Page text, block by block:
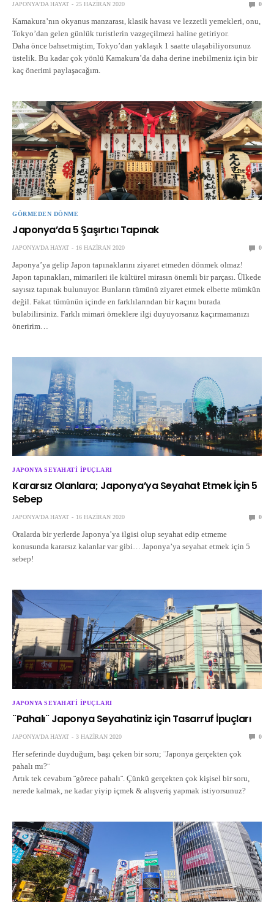
JAPONYA'DA HAYAT 25 HAZIRAN 2020 0
Kamakura’nın okyanus manzarası, klasik havası ve lezzetli yemekleri, onu,
Tokyo’dan gelen günlük turistlerin vazgeçilmezi haline getiriyor.
Daha önce bahsetmiştim, Tokyo’dan yaklaşık 1 saatte ulaşabiliyorsunuz
üstelik. Bu kadar çok yönlü Kamakura’da daha derine inebilmeniz için bir
kaç önerimi paylaşacağım.
GÖRMEDEN DÖNME
Japonya’da 5 Şaşırtıcı Tapınak
JAPONYA'DA HAYAT 16 HAZIRAN 2020 0
Japonya’ya gelip Japon tapınaklarını ziyaret etmeden dönmek olmaz!
Japon tapınakları, mimarileri ile kültürel mirasın önemli bir parçası. Ülkede
sayısız tapınak bulunuyor. Bunların tümünü ziyaret etmek elbette mümkün
değil. Fakat tümünün içinde en farklılarından bir kaçını burada
bulabilirsiniz. Farklı mimari örneklere ilgi duyuyorsanız kaçırmamanızı
öneririm…
JAPONYA SEYAHATI İPUÇLARI
Kararsız Olanlara; Japonya’ya Seyahat Etmek İçin 5
Sebep
JAPONYA'DA HAYAT 16 HAZIRAN 2020 0
Oralarda bir yerlerde Japonya’ya ilgisi olup seyahat edip etmeme
konusunda kararsız kalanlar var gibi… Japonya’ya seyahat etmek için 5
sebep!
JAPONYA SEYAHATI İPUÇLARI
¨Pahalı¨ Japonya Seyahatiniz için Tasarruf İpuçları
JAPONYA'DA HAYAT 3 HAZIRAN 2020 0
Her seferinde duyduğum, başı çeken bir soru; ¨Japonya gerçekten çok
pahalı mı?¨
Artık tek cevabım ¨görece pahalı¨. Çünkü gerçekten çok kişisel bir soru,
nerede kalmak, ne kadar yiyip içmek & alışveriş yapmak istiyorsunuz?